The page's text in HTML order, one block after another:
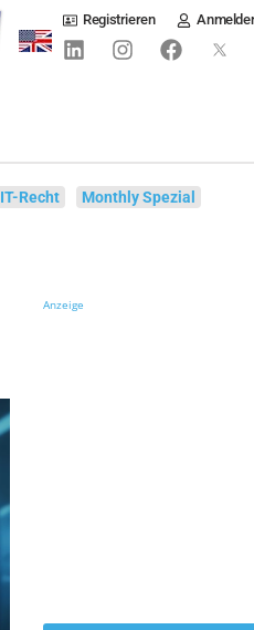
Registrieren
IT-Recht Monthly Spezial
Anzeige